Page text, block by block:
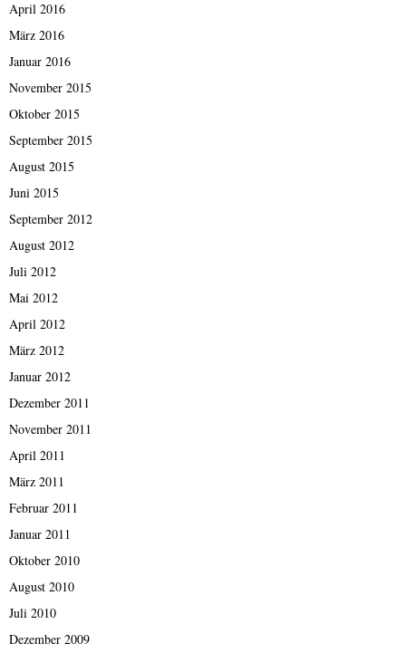
April 2016
März 2016
Januar 2016
November 2015
Oktober 2015
September 2015
August 2015
Juni 2015
September 2012
August 2012
Juli 2012
Mai 2012
April 2012
März 2012
Januar 2012
Dezember 2011
November 2011
April 2011
März 2011
Februar 2011
Januar 2011
Oktober 2010
August 2010
Juli 2010
Dezember 2009